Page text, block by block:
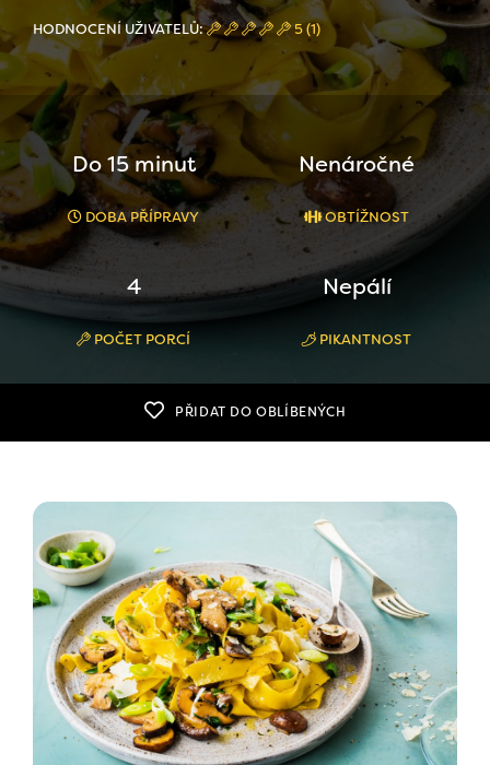
HODNOCENÍ UŽIVATELŮ: 5 (1)
Do 15 minut
DOBA PŘÍPRAVY
Nenáročné
OBTÍŽNOST
4
POČET PORCÍ
Nepálí
PIKANTNOST
PŘIDAT DO OBLÍBENÝCH